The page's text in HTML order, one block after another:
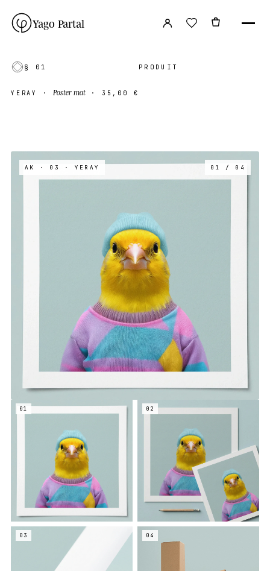
Yago Partal
§ 01 PRODUIT
YERAY ·Poster mat · 35,00 €
AK · 03 · YERAY 01 / 04
01 02
03 04